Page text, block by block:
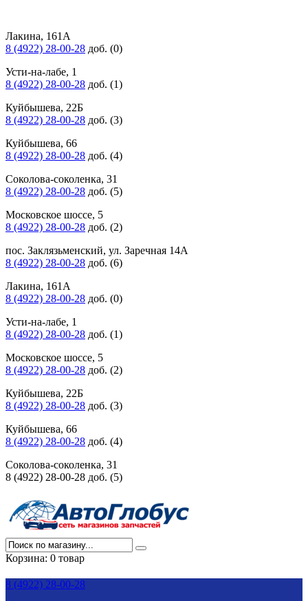
Лакина, 161А
8 (4922) 28-00-28 доб. (0)
Усти-на-лабе, 1
8 (4922) 28-00-28 доб. (1)
Куйбышева, 22Б
8 (4922) 28-00-28 доб. (3)
Куйбышева, 66
8 (4922) 28-00-28 доб. (4)
Соколова-соколенка, 31
8 (4922) 28-00-28 доб. (5)
Московское шоссе, 5
8 (4922) 28-00-28 доб. (2)
пос. Заклязьменский, ул. Заречная 14А
8 (4922) 28-00-28 доб. (6)
Лакина, 161А
8 (4922) 28-00-28 доб. (0)
Усти-на-лабе, 1
8 (4922) 28-00-28 доб. (1)
Московское шоссе, 5
8 (4922) 28-00-28 доб. (2)
Куйбышева, 22Б
8 (4922) 28-00-28 доб. (3)
Куйбышева, 66
8 (4922) 28-00-28 доб. (4)
Соколова-соколенка, 31
8 (4922) 28-00-28 доб. (5)
Корзина: 0 товар
8 (4922) 28-00-28